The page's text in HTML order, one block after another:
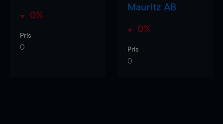
0%
Pris
0
Mauritz AB
0%
Pris
0